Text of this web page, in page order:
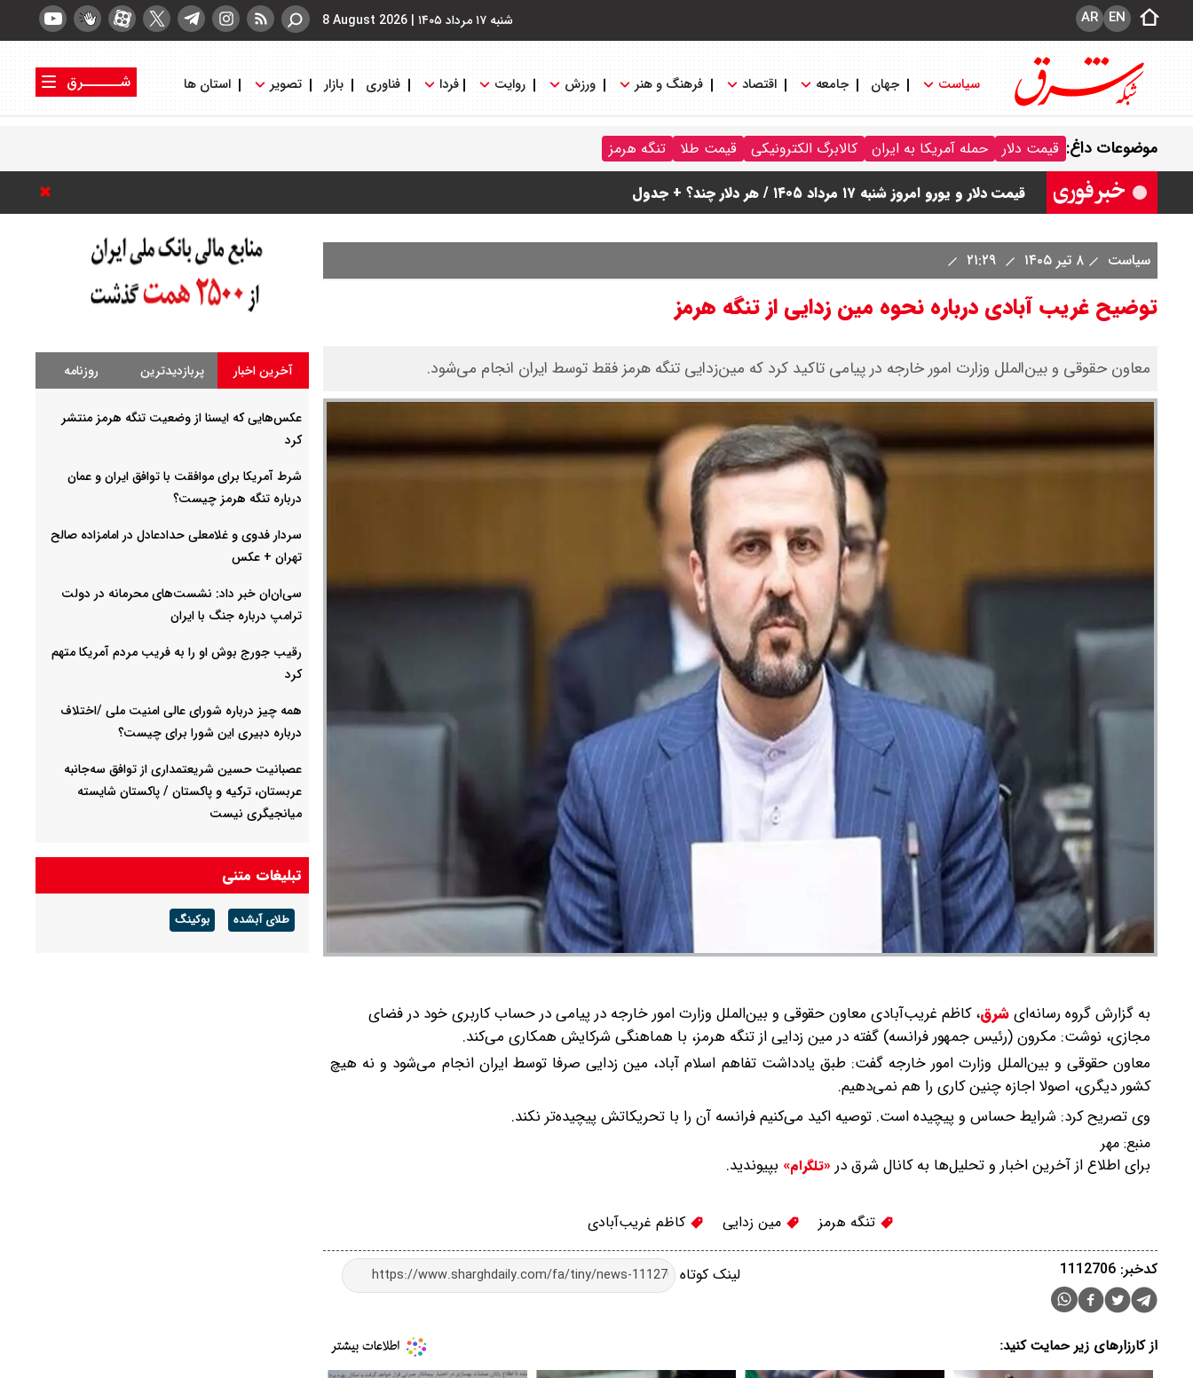
شنبه ۱۷ مرداد ۱۴۰۵ |
8 August 2026 EN
AR
سیاست جهان جامعه اقتصاد فرهنگ و هنر ورزش روایت فردا فناوری بازار تصویر استان ها
شــــــرق
موضوعات داغ: قیمت دلار حمله آمریکا به ایران کالابرگ الکترونیکی قیمت طلا تنگه هرمز
قیمت دلار مبادله ای امروز شنبه ۱۷ مرداد ۱۴۰ / دلار حواله ای چند؟ + جدول
قیمت طلا و سکه امروز شنبه ۱۷ مرداد ۱۴۰۵ / قیمت هر گرم طلا چند ؟ + جدول
قیمت دلار و یورو امروز شنبه ۱۷ مرداد ۱۴۰۵ / هر دلار چند؟ + جدول
سیاست
۸ تیر ۱۴۰۵
توضیح غریب آبادی درباره نحوه مین زدایی از تنگه هرمز
معاون حقوقی و بین‌الملل وزارت امور خارجه در پیامی تاکید کرد که مین‌زدایی تنگه هرمز فقط توسط ایران انجام می‌شود.
به گزارش گروه رسانه‌ایشرق،کاظم غریب‌آبادی معاون حقوقی و بین‌الملل وزارت امور خارجه در پیامی در حساب کاربری خود در فضای
مجازی، نوشت: مکرون (رئیس جمهور فرانسه) گفته در مین زدایی از تنگه هرمز، با هماهنگی شرکایش همکاری می‌کند.
معاون حقوقی و بین‌الملل وزارت امور خارجه گفت: طبق یادداشت تفاهم اسلام آباد، مین زدایی صرفا توسط ایران انجام می‌شود و نه هیچ
کشور دیگری، اصولا اجازه چنین کاری را هم نمی‌دهیم.
وی تصریح کرد: شرایط حساس و پیچیده است. توصیه اکید می‌کنیم فرانسه آن را با تحریکاتش پیچیده‌تر نکند.
منبع: مهر
برای اطلاع از آخرین اخبار و تحلیل‌ها به کانال شرق در «تلگرام» بپیوندید.
تنگه هرمز مین زدایی کاظم غریب‌آبادی
لینک کوتاه کدخبر: 1112706
از کارزارهای زیر حمایت کنید:
آخرین اخبار پربازدیدترین روزنامه
عکس‌هایی که ایسنا از وضعیت تنگه هرمز منتشر
کرد
شرط آمریکا برای موافقت با توافق ایران و عمان
درباره تنگه هرمز چیست؟
سردار فدوی و غلامعلی حدادعادل در امامزاده صالح
تهران + عکس
سی‌ان‌ان خبر داد: نشست‌های محرمانه در دولت
ترامپ درباره جنگ با ایران
رقیب جورج بوش او را به فریب مردم آمریکا متهم
کرد
همه چیز درباره شورای عالی امنیت ملی /اختلاف
درباره دبیری این شورا برای چیست؟
عصبانیت حسین شریعتمداری از توافق سه‌جانبه
عربستان، ترکیه و پاکستان / پاکستان شایسته
میانجیگری نیست
هرمز ۶۰ روزه است
عکسی قدیمی و دیده‌نشده از علی لاریجانی و
مسعود پزشکیان
تبلیغات متنی
طلای آبشده بوکینگ